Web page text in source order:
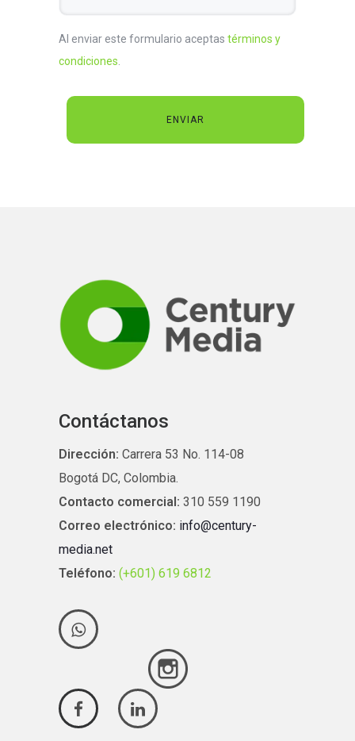
Al enviar este formulario aceptas términos y
condiciones
Contáctanos
Dirección: Carrera 53 No. 114-08
Bogotá DC, Colombia.
Contacto comercial: 310 559 1190
Correo electrónico: info@century-
media.net
Teléfono: (+601) 619 6812